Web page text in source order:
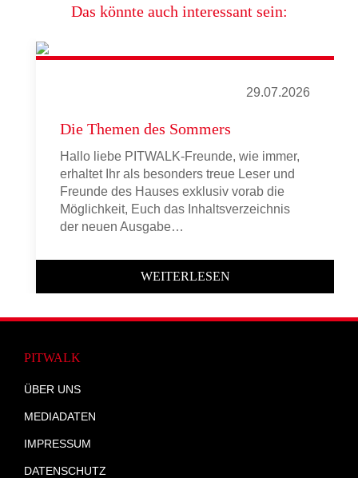
Das könnte auch interessant sein:
29.07.2026
Die Themen des Sommers
Hallo liebe PITWALK-Freunde, wie immer,
erhaltet Ihr als besonders treue Leser und
Freunde des Hauses exklusiv vorab die
Möglichkeit, Euch das Inhaltsverzeichnis
der neuen Ausgabe…
WEITERLESEN
PITWALK
ÜBER UNS
MEDIADATEN
IMPRESSUM
DATENSCHUTZ